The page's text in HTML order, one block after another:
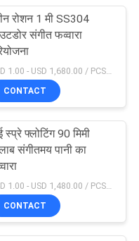
पूल रेत
रोशन 1 मी SS304
संगीत फव्वारा
USD 1.00 - USD 1,680.00 / PCS MOQ:एक सेट
CONTACT
स्प्रे फ्लोटिंग 90 मिमी
संगीतमय पानी का
CONTACT